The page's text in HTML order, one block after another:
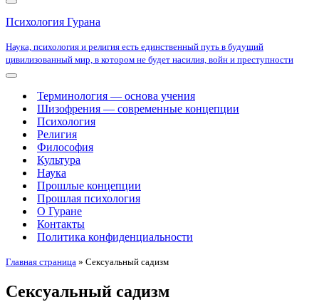
Меню
навигации
Психология Гурана
Наука, психология и религия есть единственный путь в будущий
цивилизованный мир, в котором не будет насилия, войн и преступности
Меню
навигацииТерминология — основа учения
Шизофрения — современные концепции
Психология
Религия
Философия
Культура
Наука
Прошлые концепции
Прошлая психология
О Гуране
Контакты
Политика конфиденциальности
Главная страница » Сексуальный садизм
Сексуальный садизм